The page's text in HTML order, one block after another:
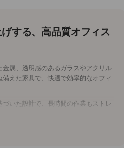
する、高品質オフィス
属、透明感のあるガラスやアクリル
えた家具で、快適で効率的なオフィ
づいた設計で、長時間の作業もストレ